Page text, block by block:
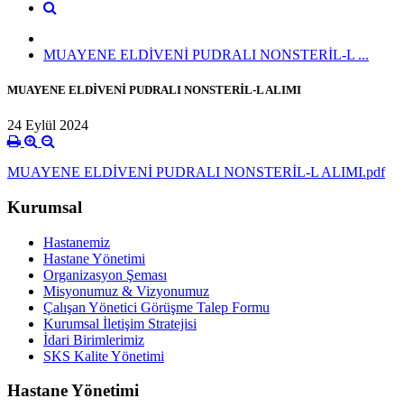
MUAYENE ELDİVENİ PUDRALI NONSTERİL-L ...
MUAYENE ELDİVENİ PUDRALI NONSTERİL-L ALIMI
24 Eylül 2024
MUAYENE ELDİVENİ PUDRALI NONSTERİL-L ALIMI.pdf
Kurumsal
Hastanemiz
Hastane Yönetimi
Organizasyon Şeması
Misyonumuz & Vizyonumuz
Çalışan Yönetici Görüşme Talep Formu
Kurumsal İletişim Stratejisi
İdari Birimlerimiz
SKS Kalite Yönetimi
Hastane Yönetimi